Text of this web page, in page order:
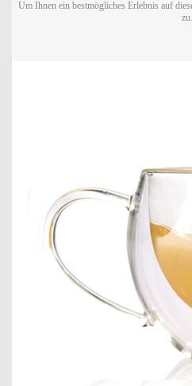
Um Ihnen ein bestmögliches Erlebnis auf